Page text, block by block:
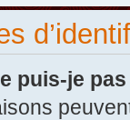
puis-je